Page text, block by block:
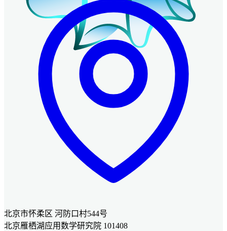
北京市怀柔区 河防口村544号
北京雁栖湖应用数学研究院 101408